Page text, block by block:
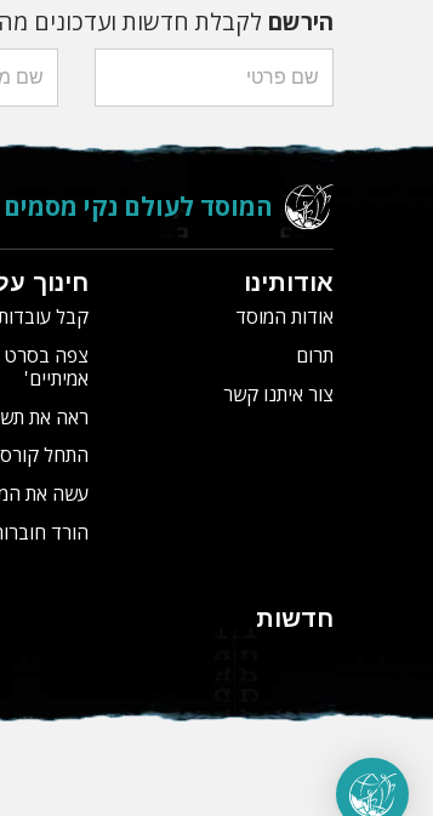
הירשם לקבלת חדשות ועדכונים
המוסד לעולם נקי מסמים
אודותינו
אודות המוסד
תרום
צור איתנו קשר
חינוך
קבל
צפה בסרט
אמיתיים'
ראה את
התחל
עשה את
הורד
חדשות